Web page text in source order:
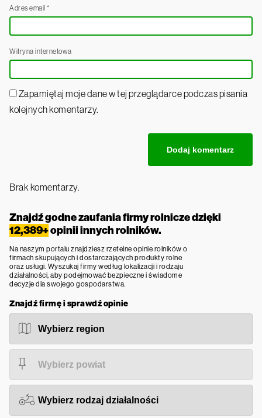
Adres email *
Witryna internetowa
Zapamiętaj moje dane w tej przeglądarce podczas pisania
kolejnych komentarzy.
Brak komentarzy.
Znajdź godne zaufania firmy rolnicze dzięki
12,389+opinii innych rolników.
Na naszym portalu znajdziesz rzetelne opinie rolników o
firmach skupujących i dostarczających produkty rolne
oraz usługi. Wyszukaj firmy według lokalizacji i rodzaju
działalności, aby podejmować bezpieczne i świadome
decyzje dla swojego gospodarstwa.
Znajdź firmę i sprawdź opinie